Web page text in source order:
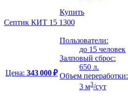
Купить
Септик КИТ 15 1300
Цена: 343 000 ₽
Пользователи:
до 15 человек
Залповый сброс:
650 л.
Объем переработки:
3 м3/сут